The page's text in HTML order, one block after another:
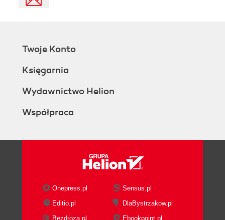
Twoje Konto
Księgarnia
Wydawnictwo Helion
Współpraca
Onepress.pl
Sensus.pl
Editio.pl
DlaBystrzakow.pl
Bezdroza.pl
Ebookpoint.pl